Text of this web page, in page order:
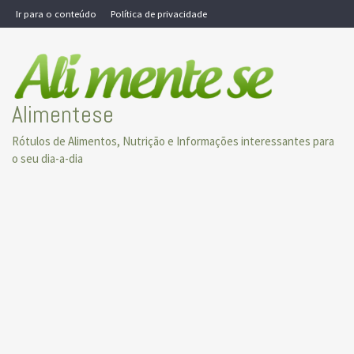
Skip
to
Ir para o conteúdo Política de privacidade
Alimentese
Rótulos de Alimentos, Nutrição e Informações interessantes para
o seu dia-a-dia